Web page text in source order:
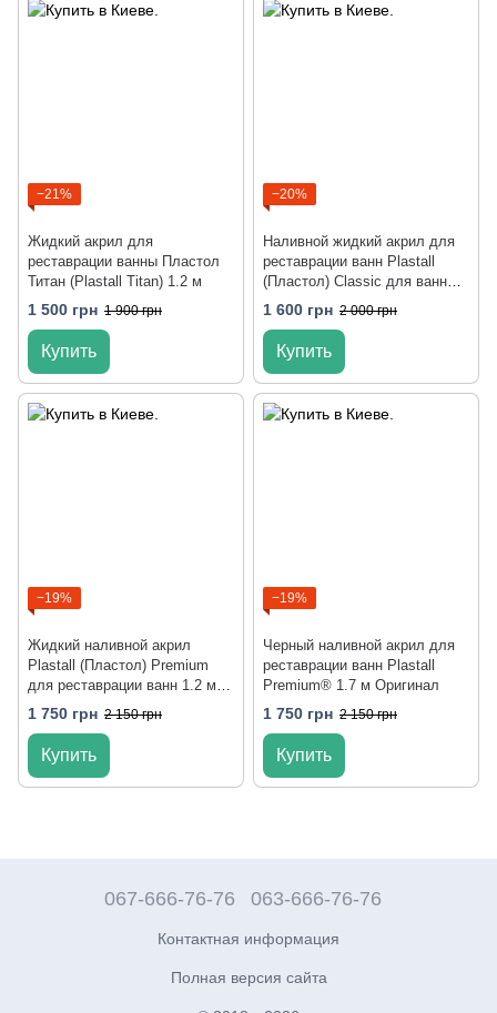
−21%
Жидкий акрил для
реставрации ванны Пластол
Титан (Plastall Titan) 1.2 м
1 500 грн 1 900 грн
Купить
−20%
Наливной жидкий акрил для
реставрации ванн Plastall
(Пластол) Classic для ванны
1.2 м Оригинал
1 600 грн 2 000 грн
Купить
−19%
Жидкий наливной акрил
Plastall (Пластол) Premium
для реставрации ванн 1.2 м
Оригинал
1 750 грн 2 150 грн
Купить
−19%
Черный наливной акрил для
реставрации ванн Plastall
Premium® 1.7 м Оригинал
1 750 грн 2 150 грн
Купить
067-666-76-76 063-666-76-76
Контактная информация
Полная версия сайта